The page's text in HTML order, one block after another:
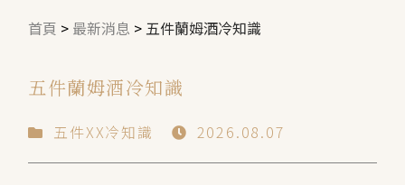
首頁 > 最新消息 > 五件蘭姆酒冷知識
五件蘭姆酒冷知識
五件XX冷知識 2026.08.07